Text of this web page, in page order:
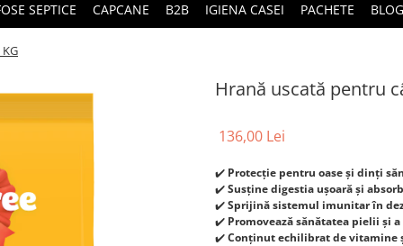
SEPTICE CAPCANE B2B IGIENA CASEI PACHETE BLOG
Hrană uscată pentru
136,00 Lei
✔️ Protecție pentru oase și dinți
✔️Susține digestia ușoară și
✔️Sprijină sistemul imunitar în
✔️ Promovează sănătatea pielii și
✔️Conținut echilibrat de vitamine